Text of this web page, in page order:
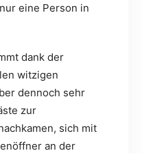
eine Person in
dank der
witzigen
dennoch sehr
zur
sich mit
an der